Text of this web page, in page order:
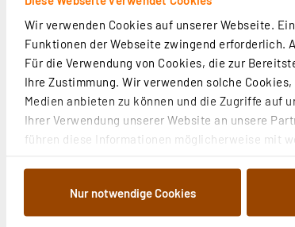
Wir verwenden Cookies auf unserer Webseite.
Funktionen der Webseite zwingend erforderlich.
Für die Verwendung von Cookies, die zur
Ihre Zustimmung. Wir verwenden solche
Medien anbieten zu können und die Zugriffe auf
Ihrer Verwendung unserer Website an unsere
führen diese Informationen möglicherweise mit
Weiterverarbeitung für die nachfolgend
Abs.1a DSG-VO) zu. Eine detaillierte Auflistung
Nur notwendige Cookies